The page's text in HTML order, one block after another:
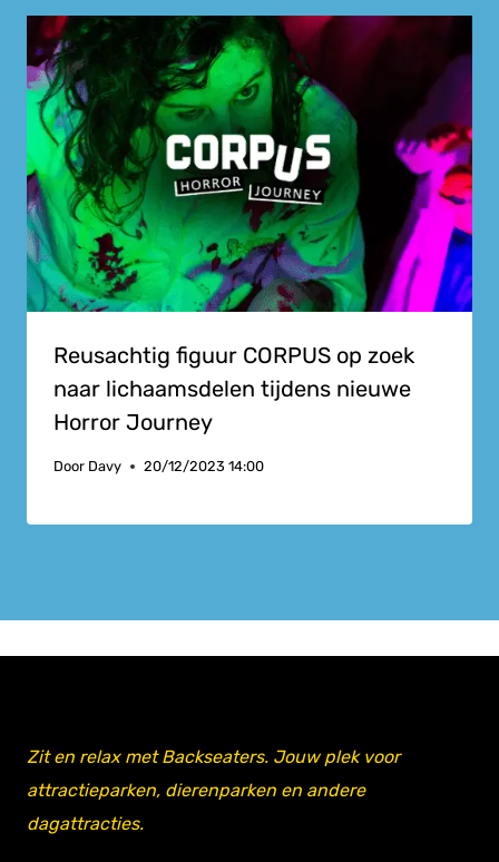
Reusachtig figuur CORPUS op zoek
naar lichaamsdelen tijdens nieuwe
Horror Journey
Door Davy 20/12/2023 14:00
Zit en relax met Backseaters. Jouw plek voor
attractieparken, dierenparken en andere
dagattracties.